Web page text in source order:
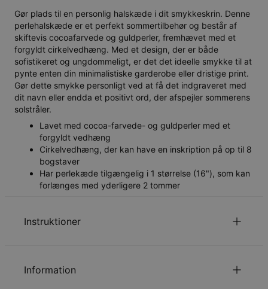
Gør plads til en personlig halskæde i dit smykkeskrin. Denne
perlehalskæde er et perfekt sommertilbehør og består af
skiftevis cocoafarvede og guldperler, fremhævet med et
forgyldt cirkelvedhæng. Med et design, der er både
sofistikeret og ungdommeligt, er det det ideelle smykke til at
pynte enten din minimalistiske garderobe eller dristige print.
Gør dette smykke personligt ved at få det indgraveret med
dit navn eller endda et positivt ord, der afspejler sommerens
solstråler.
Lavet med cocoa-farvede- og guldperler med et
forgyldt vedhæng
Cirkelvedhæng, der kan have en inskription på op til 8
bogstaver
Har perlekæde tilgængelig i 1 størrelse (16"), som kan
forlænges med yderligere 2 tommer
Instruktioner
Læs om vores
Information